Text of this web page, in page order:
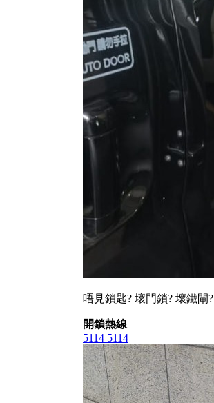
唔見鎖匙? 壞門鎖? 壞鐵閘?
開鎖熱線
5114 5114